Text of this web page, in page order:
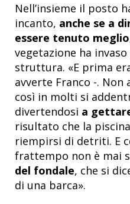
Nell’insieme il posto
incanto, anche se a
essere tenuto meglio
vegetazione ha
struttura. «E prima
avverte Franco -. Non
così in molti si
divertendosi a
risultato che la
riempirsi di detriti. E
frattempo non è mai
del fondale, che si
di una barca».